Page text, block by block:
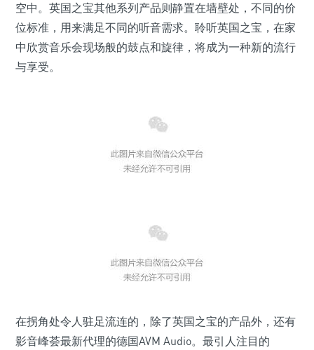
空中。英国之宝其他系列产品则静置在墙壁处，不同的价
位标准，用来满足不同的听音需求。聆听英国之宝，在家
中欣赏音乐会现场般的鼓点和旋律，将成为一种新的流行
与享受。
在拐角处令人驻足流连的，除了英国之宝的产品外，还有
影音峰荟最新代理的德国AVM Audio。最引人注目的